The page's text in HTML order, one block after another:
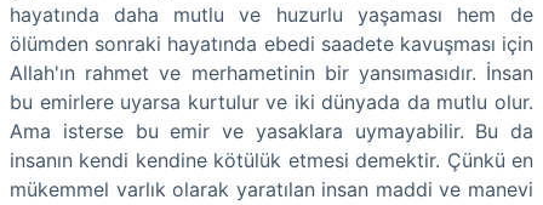
hayatında daha mutlu ve huzurlu yaşaması hem de
ölümden sonraki hayatında ebedi saadete kavuşması için
Allah'ın rahmet ve merhametinin bir yansımasıdır. İnsan
bu emirlere uyarsa kurtulur ve iki dünyada da mutlu olur.
Ama isterse bu emir ve yasaklara uymayabilir. Bu da
insanın kendi kendine kötülük etmesi demektir. Çünkü en
mükemmel varlık olarak yaratılan insan maddi ve manevi